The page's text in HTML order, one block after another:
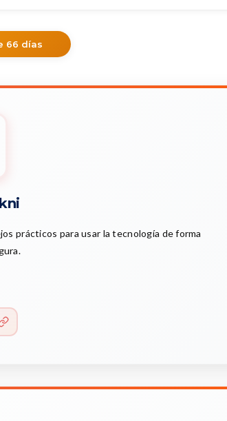
66 días
prácticos para usar la tecnología de forma